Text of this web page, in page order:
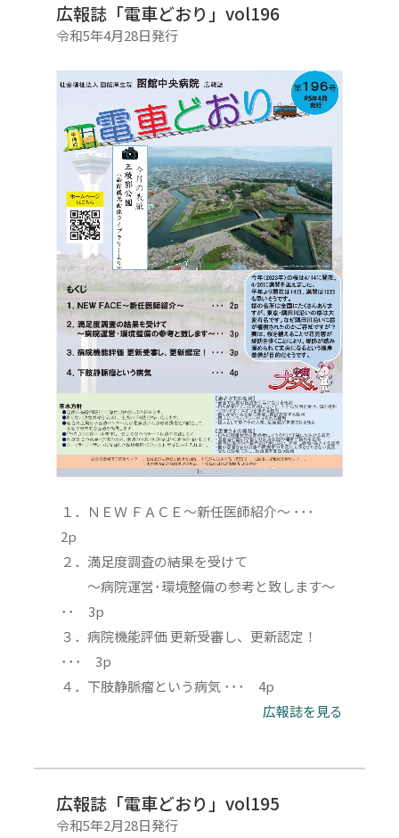
広報誌「電車どおり」vol196
令和5年4月28日発行
１．ＮＥＷ ＦＡＣＥ～新任医師紹介～ ･･･
2p
２．満足度調査の結果を受けて
～病院運営･環境整備の参考と致します～
･･ 3p
３．病院機能評価 更新受審し、更新認定！
･･･ 3p
４．下肢静脈瘤という病気 ･･･ 4p
広報誌を見る
広報誌「電車どおり」vol195
令和5年2月28日発行